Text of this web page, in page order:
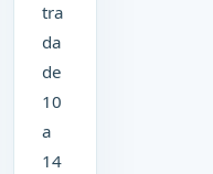
tra
da
de
10
a
14